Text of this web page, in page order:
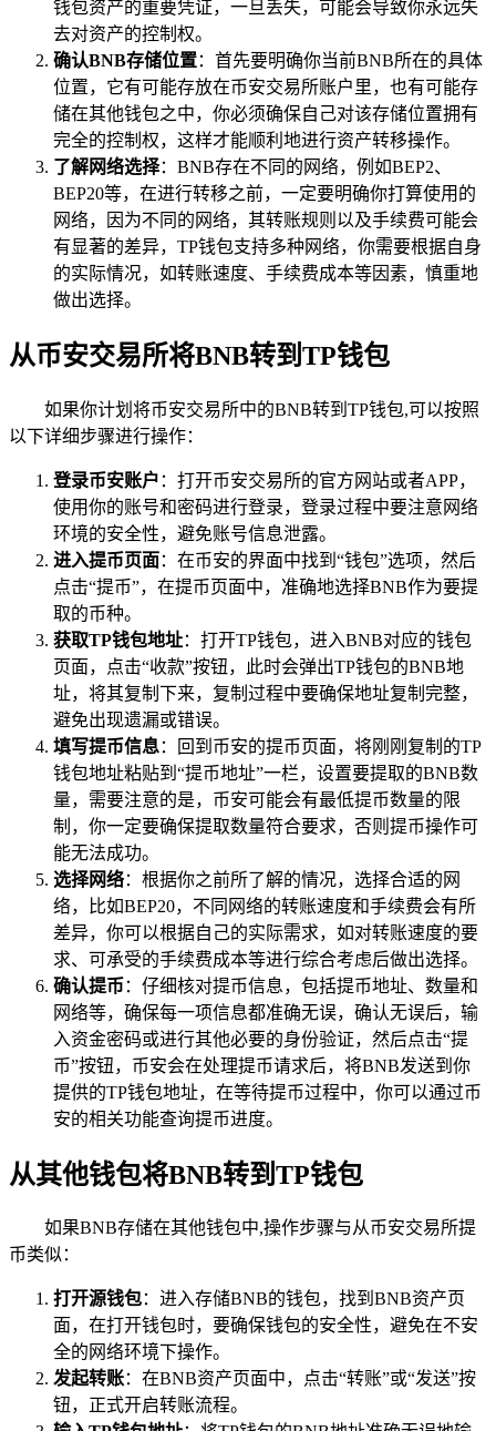
钱包资产的重要凭证，一旦丢失，可能会导致你永远失
去对资产的控制权。
确认BNB存储位置：首先要明确你当前BNB所在的具体
位置，它有可能存放在币安交易所账户里，也有可能存
储在其他钱包之中，你必须确保自己对该存储位置拥有
完全的控制权，这样才能顺利地进行资产转移操作。
了解网络选择：BNB存在不同的网络，例如BEP2、
BEP20等，在进行转移之前，一定要明确你打算使用的
网络，因为不同的网络，其转账规则以及手续费可能会
有显著的差异，TP钱包支持多种网络，你需要根据自身
的实际情况，如转账速度、手续费成本等因素，慎重地
做出选择。
从币安交易所将BNB转到TP钱包
如果你计划将币安交易所中的BNB转到TP钱包,可以按照
以下详细步骤进行操作：
登录币安账户 ：打开币安交易所的官方网站或者APP，
使用你的账号和密码进行登录，登录过程中要注意网络
环境的安全性，避免账号信息泄露。
进入提币页面：在币安的界面中找到“钱包”选项，然后
点击“提币”，在提币页面中，准确地选择BNB作为要提
取的币种。
获取TP钱包地址：打开TP钱包，进入BNB对应的钱包
页面，点击“收款”按钮，此时会弹出TP钱包的BNB地
址，将其复制下来，复制过程中要确保地址复制完整，
避免出现遗漏或错误。
填写提币信息：回到币安的提币页面，将刚刚复制的TP
钱包地址粘贴到“提币地址”一栏，设置要提取的BNB数
量，需要注意的是，币安可能会有最低提币数量的限
制，你一定要确保提取数量符合要求，否则提币操作可
能无法成功。
选择网络：根据你之前所了解的情况，选择合适的网
络，比如BEP20，不同网络的转账速度和手续费会有所
差异，你可以根据自己的实际需求，如对转账速度的要
求、可承受的手续费成本等进行综合考虑后做出选择。
确认提币 ：仔细核对提币信息，包括提币地址、数量和
网络等，确保每一项信息都准确无误，确认无误后，输
入资金密码或进行其他必要的身份验证，然后点击“提
币”按钮，币安会在处理提币请求后，将BNB发送到你
提供的TP钱包地址，在等待提币过程中，你可以通过币
安的相关功能查询提币进度。
从其他钱包将BNB转到TP钱包
如果BNB存储在其他钱包中,操作步骤与从币安交易所提
币类似：
打开源钱包：进入存储BNB的钱包，找到BNB资产页
面，在打开钱包时，要确保钱包的安全性，避免在不安
全的网络环境下操作。
发起转账：在BNB资产页面中，点击“转账”或“发送”按
钮，正式开启转账流程。